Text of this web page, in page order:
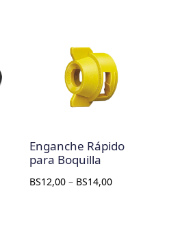
Enganche Rápido
para Boquilla
BS12,00 – BS14,00